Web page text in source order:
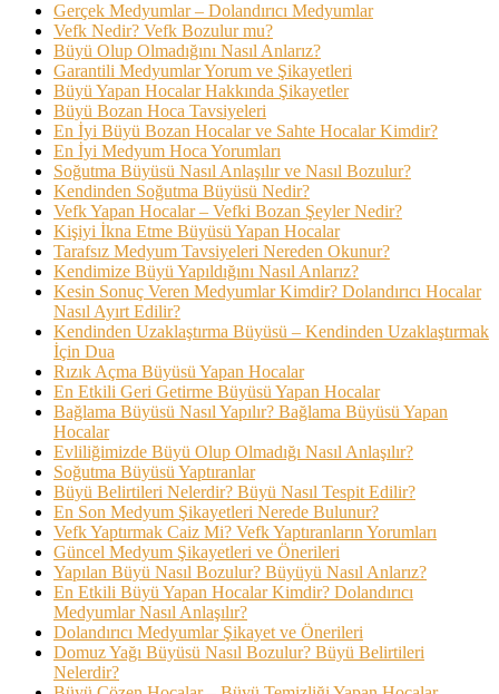
Gerçek Medyumlar – Dolandırıcı Medyumlar
Vefk Nedir? Vefk Bozulur mu?
Büyü Olup Olmadığını Nasıl Anlarız?
Garantili Medyumlar Yorum ve Şikayetleri
Büyü Yapan Hocalar Hakkında Şikayetler
Büyü Bozan Hoca Tavsiyeleri
En İyi Büyü Bozan Hocalar ve Sahte Hocalar Kimdir?
En İyi Medyum Hoca Yorumları
Soğutma Büyüsü Nasıl Anlaşılır ve Nasıl Bozulur?
Kendinden Soğutma Büyüsü Nedir?
Vefk Yapan Hocalar – Vefki Bozan Şeyler Nedir?
Kişiyi İkna Etme Büyüsü Yapan Hocalar
Tarafsız Medyum Tavsiyeleri Nereden Okunur?
Kendimize Büyü Yapıldığını Nasıl Anlarız?
Kesin Sonuç Veren Medyumlar Kimdir? Dolandırıcı Hocalar
Nasıl Ayırt Edilir?
Kendinden Uzaklaştırma Büyüsü – Kendinden Uzaklaştırmak
İçin Dua
Rızık Açma Büyüsü Yapan Hocalar
En Etkili Geri Getirme Büyüsü Yapan Hocalar
Bağlama Büyüsü Nasıl Yapılır? Bağlama Büyüsü Yapan
Hocalar
Evliliğimizde Büyü Olup Olmadığı Nasıl Anlaşılır?
Soğutma Büyüsü Yaptıranlar
Büyü Belirtileri Nelerdir? Büyü Nasıl Tespit Edilir?
En Son Medyum Şikayetleri Nerede Bulunur?
Vefk Yaptırmak Caiz Mi? Vefk Yaptıranların Yorumları
Güncel Medyum Şikayetleri ve Önerileri
Yapılan Büyü Nasıl Bozulur? Büyüyü Nasıl Anlarız?
En Etkili Büyü Yapan Hocalar Kimdir? Dolandırıcı
Medyumlar Nasıl Anlaşılır?
Dolandırıcı Medyumlar Şikayet ve Önerileri
Domuz Yağı Büyüsü Nasıl Bozulur? Büyü Belirtileri
Nelerdir?